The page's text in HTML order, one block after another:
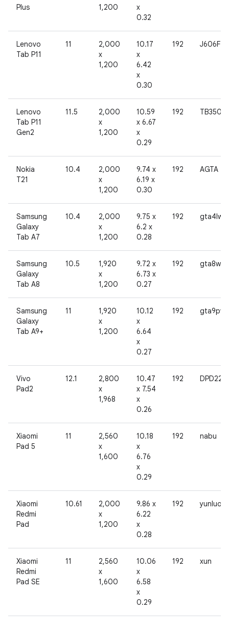
Plus
1,200
x
0.32
Lenovo
Tab P11
11
2,000
x
1,200
10.17
x
6.42
x
0.30
192 J606F
Lenovo
Tab P11
Gen2
11.5
2,000
x
1,200
10.59
x 6.67
x
0.29
192
Nokia
T21
10.4
2,000
x
1,200
9.74 x
6.19 x
0.30
192 AGTA
Samsung
Galaxy
Tab A7
10.4
2,000
x
1,200
9.75 x
6.2 x
0.28
192 gta4lwifi
Samsung
Galaxy
Tab A8
10.5
1,920
x
1,200
9.72 x
6.73 x
0.27
192 gta8wifi
Samsung
Galaxy
Tab A9+
11
1,920
x
1,200
10.12
x
6.64
x
0.27
192
Vivo
Pad2
12.1
2,800
x
1,968
10.47
x 7.54
x
0.26
192 DPD2221
Xiaomi
Pad 5
11
2,560
x
1,600
10.18
x
6.76
x
0.29
192 nabu
Xiaomi
Redmi
Pad
10.61
2,000
x
1,200
9.86 x
6.22
x
0.28
192 yunluo
Xiaomi
Redmi
Pad SE
11
2,560
x
1,600
10.06
x
6.58
x
0.29
192 xun